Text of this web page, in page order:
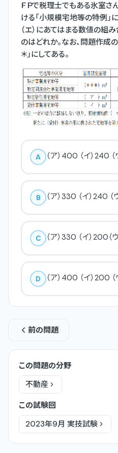
ＦＰで税理士でもある氷室さ
ける「小規模宅地等の特例」
（エ）にあてはまる数値の組
のはどれか。なお、問題作成
＊」にしてある。
A （ア）400 （イ）240 （
B （ア）330 （イ）240 （
C （ア）330 （イ）200（
D （ア）400 （イ）200
前の問題
この問題の分野
不動産
この試験回
2023年9月 実技試験